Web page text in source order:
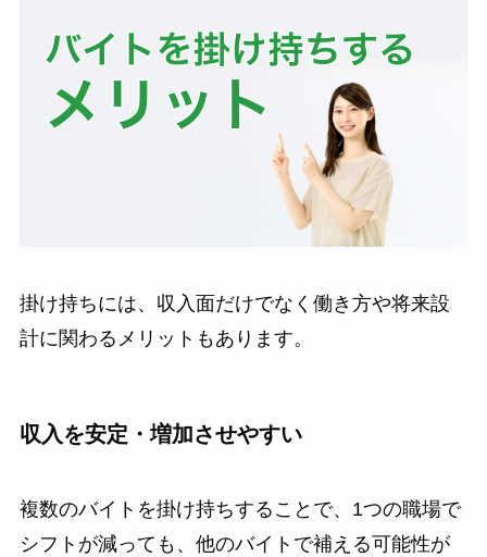
掛け持ちには、収入面だけでなく働き方や将来設
計に関わるメリットもあります。
収入を安定・増加させやすい
複数のバイトを掛け持ちすることで、1つの職場で
シフトが減っても、他のバイトで補える可能性が